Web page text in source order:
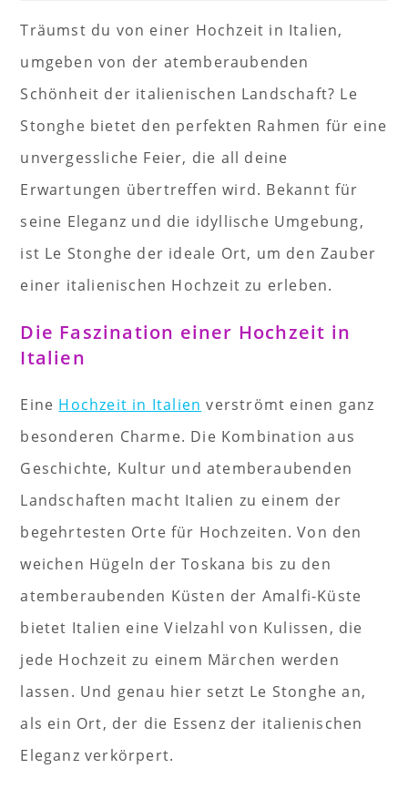
Träumst du von einer Hochzeit in Italien,
umgeben von der atemberaubenden
Schönheit der italienischen Landschaft? Le
Stonghe bietet den perfekten Rahmen für eine
unvergessliche Feier, die all deine
Erwartungen übertreffen wird. Bekannt für
seine Eleganz und die idyllische Umgebung,
ist Le Stonghe der ideale Ort, um den Zauber
einer italienischen Hochzeit zu erleben.
Die Faszination einer Hochzeit in
Italien
Eine Hochzeit in Italien verströmt einen ganz
besonderen Charme. Die Kombination aus
Geschichte, Kultur und atemberaubenden
Landschaften macht Italien zu einem der
begehrtesten Orte für Hochzeiten. Von den
weichen Hügeln der Toskana bis zu den
atemberaubenden Küsten der Amalfi-Küste
bietet Italien eine Vielzahl von Kulissen, die
jede Hochzeit zu einem Märchen werden
lassen. Und genau hier setzt Le Stonghe an,
als ein Ort, der die Essenz der italienischen
Eleganz verkörpert.